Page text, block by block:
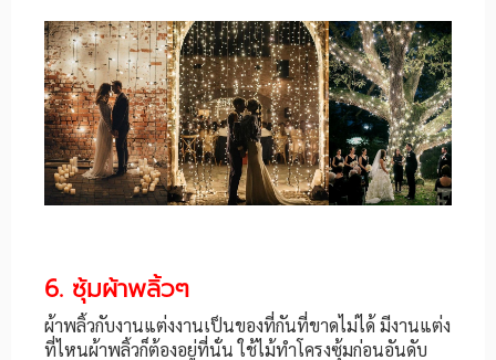
6. ซุ้มผ้าพลิ้วๆ
ผ้าพลิ้วกับงานแต่งงานเป็นของที่กันที่ขาดไม่ได้ มีงานแต่ง
ที่ไหนผ้าพลิ้วก็ต้องอยู่ที่นั่น ใช้ไม้ทำโครงซุ้มก่อนอันดับ